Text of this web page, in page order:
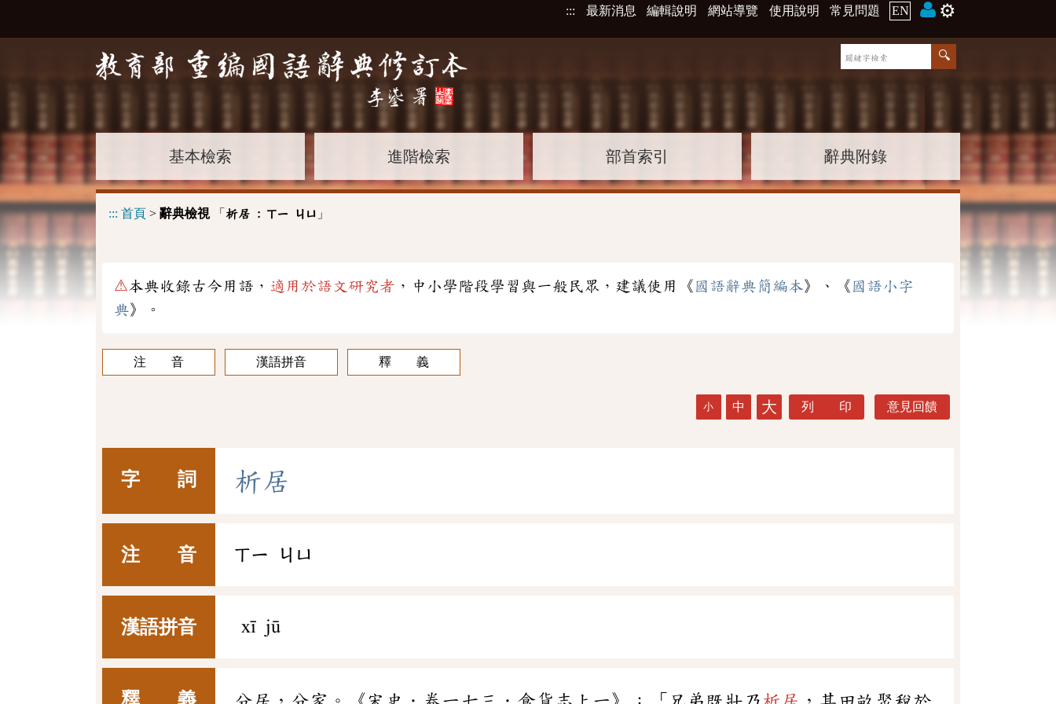
::: 最新消息 編輯說明 網站導覽 使用說明 常見問題 EN ⚙️
基本檢索 進階檢索 部首索引 辭典附錄
::: 首頁 > 辭典檢視「 析居 : ㄒㄧ ㄐㄩ 」
⚠本典收錄古今用語， 適用於語文研究者 ，中小學階段學習與一般民眾，建議使用《 國語辭典簡編本》、《 國語小字
典》。
注 音 漢語拼音 釋 義
小 中 大 列 印 意見回饋
字 詞 析居
注 音 ㄒㄧ ㄐㄩ
漢語拼音 xī jū
釋 義